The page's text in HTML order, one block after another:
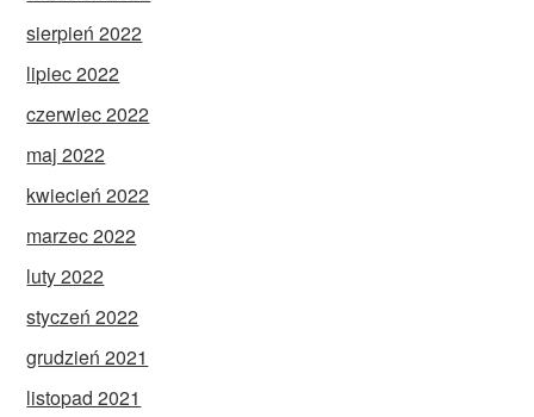
sierpień 2022
lipiec 2022
czerwiec 2022
maj 2022
kwiecień 2022
marzec 2022
luty 2022
styczeń 2022
grudzień 2021
listopad 2021